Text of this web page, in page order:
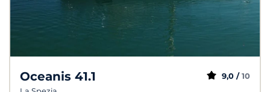
Oceanis 41.1 9,0 / 10